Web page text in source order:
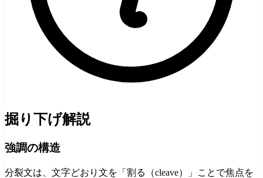
掘り下げ解説
強調の構造
分裂文は、文字どおり文を「割る（cleave）」ことで焦点を